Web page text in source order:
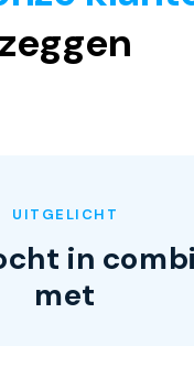
zeggen
UITGELICHT
in
met